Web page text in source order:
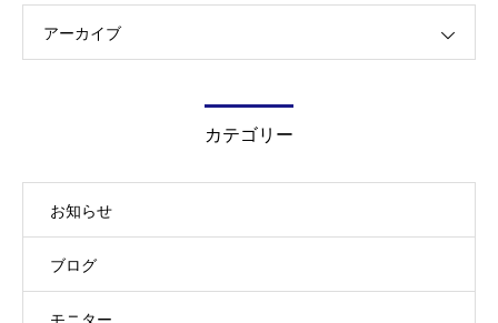
アーカイブ
カテゴリー
お知らせ
ブログ